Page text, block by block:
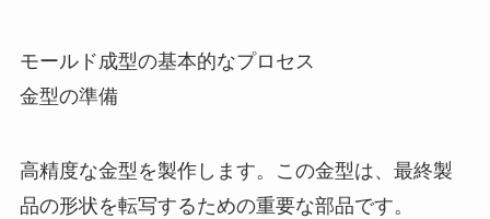
モールド成型の基本的なプロセス
金型の準備
高精度な金型を製作します。この金型は、最終製
品の形状を転写するための重要な部品です。